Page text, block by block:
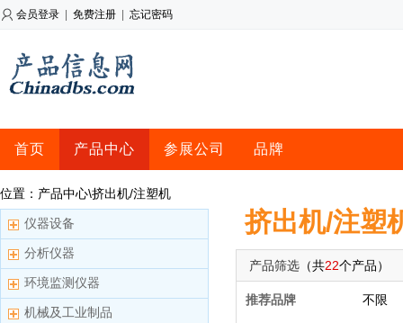
会员登录 免费注册 忘记密码
首页 产品中心 参展公司 品牌
位置：产品中心\挤出机/注塑机
仪器设备
分析仪器
环境监测仪器
机械及工业制品
挤出机/注塑
产品筛选 （共22个产品）
推荐品牌 不限